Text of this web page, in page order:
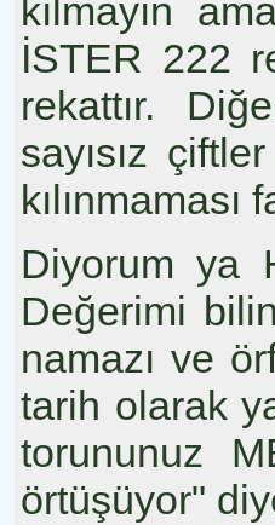
kılmayın
İSTER 222
rekattır.
sayısız
kılınmaması
Diyorum ya
Değerimi
namazı ve
tarih olarak
torununuz
örtüşüyor"